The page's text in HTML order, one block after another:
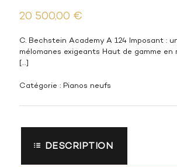
20 500,00 €
C. Bechstein Academy A 124 Imposant :
mélomanes exigeants Haut de gamme en
[…]
Catégorie : Pianos neufs
DESCRIPTION